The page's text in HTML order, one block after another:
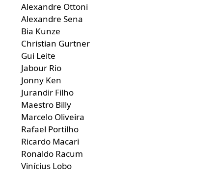
Alexandre Ottoni
Alexandre Sena
Bia Kunze
Christian Gurtner
Gui Leite
Jabour Rio
Jonny Ken
Jurandir Filho
Maestro Billy
Marcelo Oliveira
Rafael Portilho
Ricardo Macari
Ronaldo Racum
Vinícius Lobo